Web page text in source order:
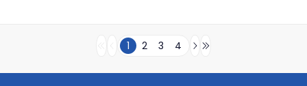
1 2 3 4